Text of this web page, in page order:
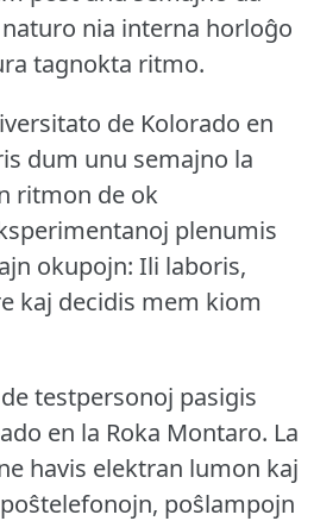
nia interna horloĝo
tagnokta ritmo.
de Kolorado en
dum unu semajno la
ritmon de ok
plenumis
okupojn: Ili laboris,
kaj decidis mem kiom
testpersonoj pasigis
en la Roka Montaro. La
havis elektran lumon kaj
poŝlampojn